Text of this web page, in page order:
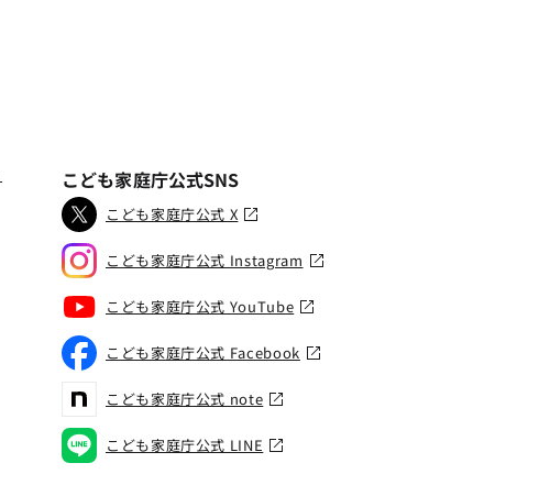
こども家庭庁公式SNS
こども家庭庁公式 X
こども家庭庁公式 Instagram
こども家庭庁公式 YouTube
こども家庭庁公式 Facebook
こども家庭庁公式 note
こども家庭庁公式 LINE